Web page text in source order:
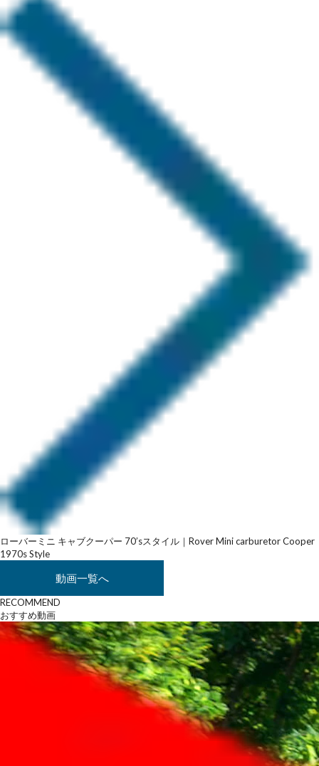
ローバーミニ キャブクーパー 70’sスタイル｜Rover Mini carburetor Cooper
1970s Style
動画一覧へ
RECOMMEND
おすすめ動画